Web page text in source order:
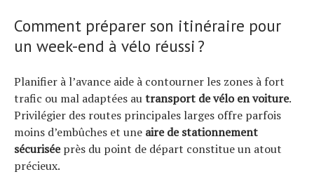
Comment préparer son itinéraire pour
un week-end à vélo réussi ?
Planifier à l’avance aide à contourner les zones à fort
trafic ou mal adaptées autransport de vélo en voiture.
Privilégier des routes principales larges offre parfois
moins d’embûches et une aire de stationnement
sécuriséeprès du point de départ constitue un atout
précieux.